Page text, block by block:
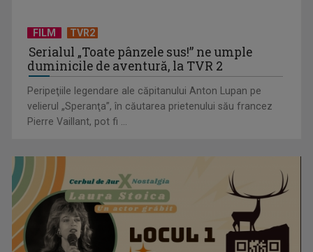
la TVR 1
FILM TVR2
Serialul „Toate pânzele sus!” ne umple
duminicile de aventură, la TVR 2
Peripeţiile legendare ale căpitanului Anton Lupan pe
velierul „Speranţa”, în căutarea prietenului său francez
Pierre Vaillant, pot fi ...